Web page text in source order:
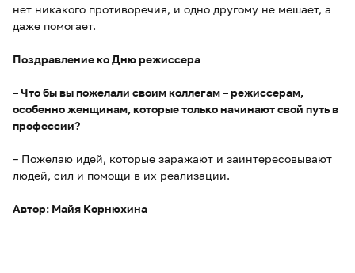
нет никакого противоречия, и одно другому не мешает, а
даже помогает.
Поздравление ко Дню режиссера
– Что бы вы пожелали своим коллегам – режиссерам,
особенно женщинам, которые только начинают свой путь в
профессии?
– Пожелаю идей, которые заражают и заинтересовывают
людей, сил и помощи в их реализации.
Автор: Майя Корнюхина